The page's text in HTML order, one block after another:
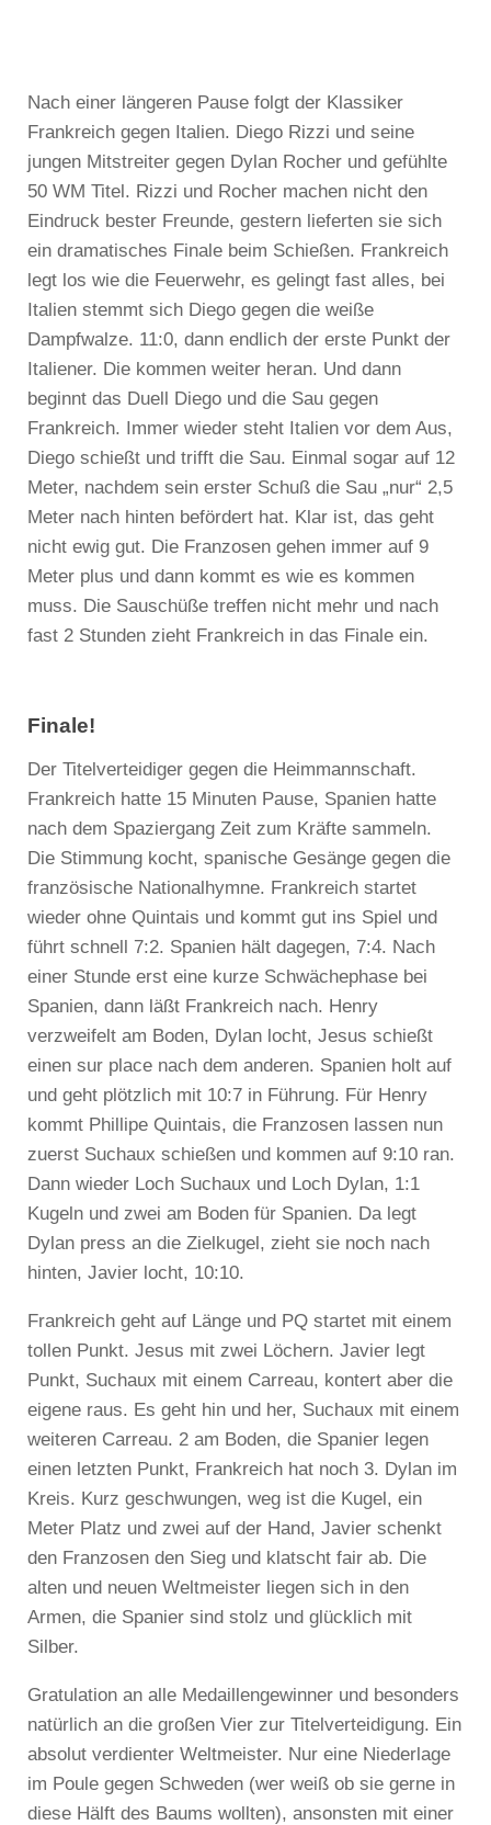
Nach einer längeren Pause folgt der Klassiker
Frankreich gegen Italien. Diego Rizzi und seine
jungen Mitstreiter gegen Dylan Rocher und gefühlte
50 WM Titel. Rizzi und Rocher machen nicht den
Eindruck bester Freunde, gestern lieferten sie sich
ein dramatisches Finale beim Schießen. Frankreich
legt los wie die Feuerwehr, es gelingt fast alles, bei
Italien stemmt sich Diego gegen die weiße
Dampfwalze. 11:0, dann endlich der erste Punkt der
Italiener. Die kommen weiter heran. Und dann
beginnt das Duell Diego und die Sau gegen
Frankreich. Immer wieder steht Italien vor dem Aus,
Diego schießt und trifft die Sau. Einmal sogar auf 12
Meter, nachdem sein erster Schuß die Sau „nur“ 2,5
Meter nach hinten befördert hat. Klar ist, das geht
nicht ewig gut. Die Franzosen gehen immer auf 9
Meter plus und dann kommt es wie es kommen
muss. Die Sauschüße treffen nicht mehr und nach
fast 2 Stunden zieht Frankreich in das Finale ein.
Finale!
Der Titelverteidiger gegen die Heimmannschaft.
Frankreich hatte 15 Minuten Pause, Spanien hatte
nach dem Spaziergang Zeit zum Kräfte sammeln.
Die Stimmung kocht, spanische Gesänge gegen die
französische Nationalhymne. Frankreich startet
wieder ohne Quintais und kommt gut ins Spiel und
führt schnell 7:2. Spanien hält dagegen, 7:4. Nach
einer Stunde erst eine kurze Schwächephase bei
Spanien, dann läßt Frankreich nach. Henry
verzweifelt am Boden, Dylan locht, Jesus schießt
einen sur place nach dem anderen. Spanien holt auf
und geht plötzlich mit 10:7 in Führung. Für Henry
kommt Phillipe Quintais, die Franzosen lassen nun
zuerst Suchaux schießen und kommen auf 9:10 ran.
Dann wieder Loch Suchaux und Loch Dylan, 1:1
Kugeln und zwei am Boden für Spanien. Da legt
Dylan press an die Zielkugel, zieht sie noch nach
hinten, Javier locht, 10:10.
Frankreich geht auf Länge und PQ startet mit einem
tollen Punkt. Jesus mit zwei Löchern. Javier legt
Punkt, Suchaux mit einem Carreau, kontert aber die
eigene raus. Es geht hin und her, Suchaux mit einem
weiteren Carreau. 2 am Boden, die Spanier legen
einen letzten Punkt, Frankreich hat noch 3. Dylan im
Kreis. Kurz geschwungen, weg ist die Kugel, ein
Meter Platz und zwei auf der Hand, Javier schenkt
den Franzosen den Sieg und klatscht fair ab. Die
alten und neuen Weltmeister liegen sich in den
Armen, die Spanier sind stolz und glücklich mit
Silber.
Gratulation an alle Medaillengewinner und besonders
natürlich an die großen Vier zur Titelverteidigung. Ein
absolut verdienter Weltmeister. Nur eine Niederlage
im Poule gegen Schweden (wer weiß ob sie gerne in
diese Hälft des Baums wollten), ansonsten mit einer